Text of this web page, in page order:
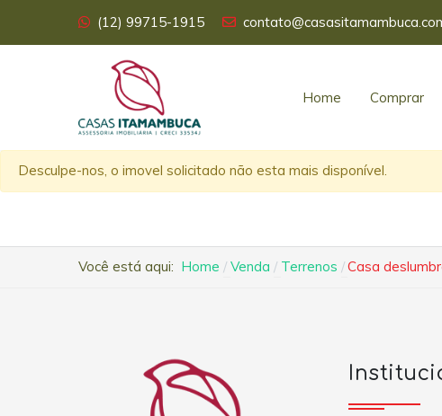
(12) 99715-1915
Home Comprar
Desculpe-nos, o imovel solicitado não esta mais disponível.
Você está aqui: Home Venda Terrenos Casa